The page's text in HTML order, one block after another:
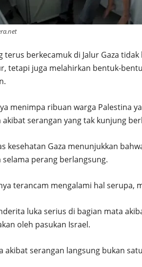
terus berkecamuk di Jalur Gaza
tetapi juga melahirkan bentuk-
menimpa ribuan warga Palestina
serangan yang tak kunjung
kesehatan Gaza menunjukkan
perang berlangsung.
terancam mengalami hal serupa,
luka serius di bagian mata
oleh pasukan Israel.
akibat serangan langsung bukan